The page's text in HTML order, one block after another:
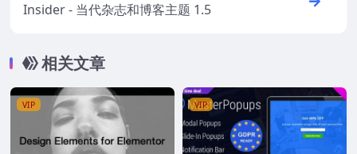
Insider - 当代杂志和博客主题 1.5
相关文章
VIP VIP